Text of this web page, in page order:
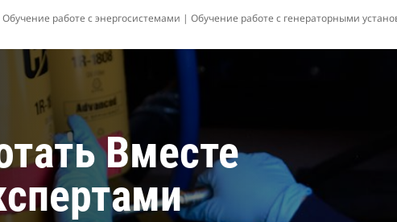
Федерация
Обучение работе с энергосистемами | Обучение работе с генераторными
Вместе